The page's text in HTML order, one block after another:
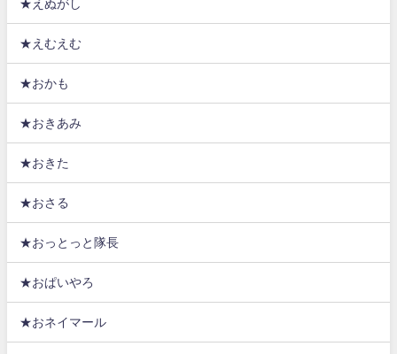
★えぬがし
★えむえむ
★おかも
★おきあみ
★おきた
★おさる
★おっとっと隊長
★おぱいやろ
★おネイマール